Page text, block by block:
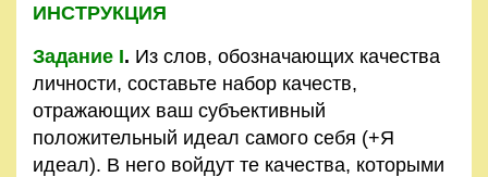
ИНСТРУКЦИЯ
Задание I. Из слов, обозначающих качества
личности, составьте набор качеств,
отражающих ваш субъективный
положительный идеал самого себя (+Я
идеал). В него войдут те качества, которыми